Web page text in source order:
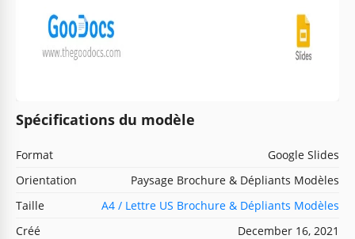
Spécifications du modèle
Format
Google Slides
Orientation
Paysage Brochure & Dépliants Modèles
Taille
A4 / Lettre US Brochure & Dépliants Modèles
Créé
December 16, 2021